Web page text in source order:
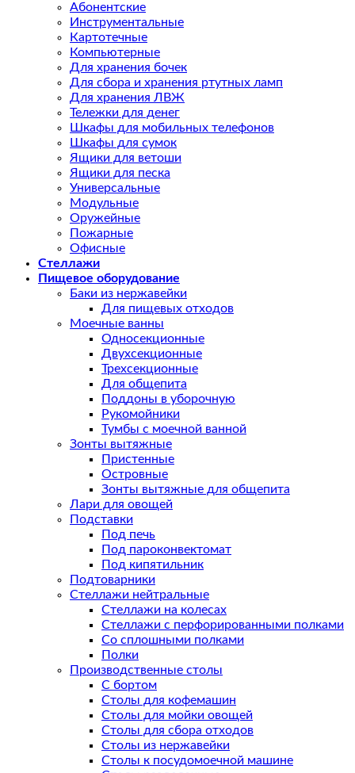
Абонентские
Инструментальные
Картотечные
Компьютерные
Для хранения бочек
Для сбора и хранения ртутных ламп
Для хранения ЛВЖ
Тележки для денег
Шкафы для мобильных телефонов
Шкафы для сумок
Ящики для ветоши
Ящики для песка
Универсальные
Модульные
Оружейные
Пожарные
Офисные
Стеллажи
Пищевое оборудование
Баки из нержавейки
Для пищевых отходов
Моечные ванны
Односекционные
Двухсекционные
Трехсекционные
Для общепита
Поддоны в уборочную
Рукомойники
Тумбы с моечной ванной
Зонты вытяжные
Пристенные
Островные
Зонты вытяжные для общепита
Лари для овощей
Подставки
Под печь
Под пароконвектомат
Под кипятильник
Подтоварники
Стеллажи нейтральные
Стеллажи на колесах
Стеллажи с перфорированными полками
Со сплошными полками
Полки
Производственные столы
С бортом
Столы для кофемашин
Столы для мойки овощей
Столы для сбора отходов
Столы из нержавейки
Столы к посудомоечной машине